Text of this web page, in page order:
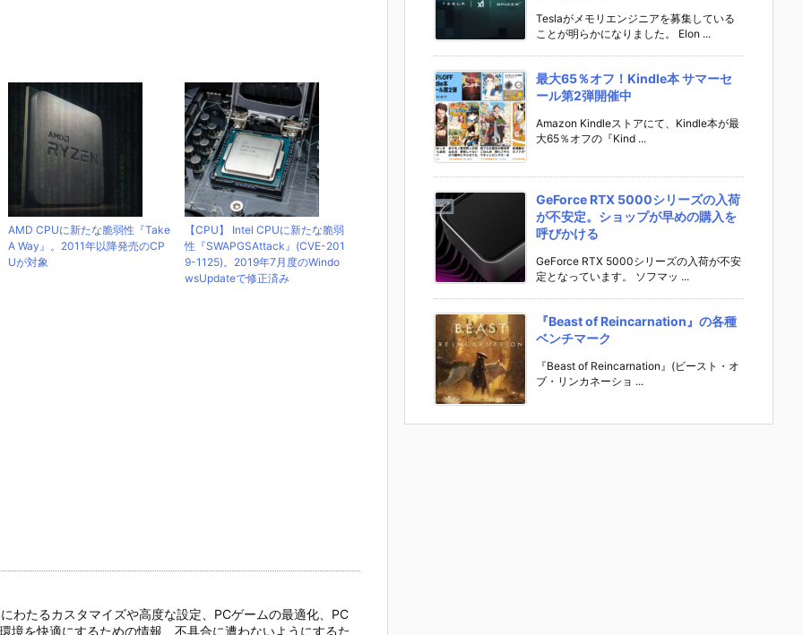
AMD CPUに新たな脆弱性『Take
A Way』。2011年以降発売のCP
Uが対象
【CPU】 Intel CPUに新たな脆弱
性『SWAPGSAttack』(CVE-201
9-1125)。2019年7月度のWindo
wsUpdateで修正済み
わたるカスタマイズや高度な設定、PCゲームの最適化、PC
境を快適にするための情報、不具合に遭わないようにするた
Teslaがメモリエンジニアを募集している
ことが明らかになりました。 Elon ...
最大65％オフ！Kindle本 サマーセ
ール第2弾開催中
Amazon Kindleストアにて、Kindle本が最
大65％オフの『Kind ...
GeForce RTX 5000シリーズの入荷
が不安定。ショップが早めの購入を
呼びかける
GeForce RTX 5000シリーズの入荷が不安
定となっています。 ソフマッ ...
『Beast of Reincarnation』の各種
ベンチマーク
『Beast of Reincarnation』(ビースト・オ
ブ・リンカネーショ ...